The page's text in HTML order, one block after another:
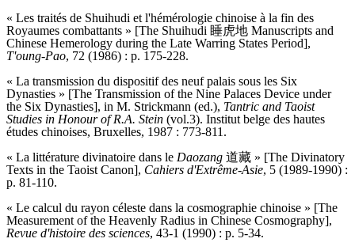
« Les traités de Shuihudi et l'hémérologie chinoise à la fin des
Royaumes combattants » [The Shuihudi 睡虎地 Manuscripts and
Chinese Hemerology during the Late Warring States Period],
T'oung-Pao, 72 (1986) : p. 175-228.
« La transmission du dispositif des neuf palais sous les Six
Dynasties » [The Transmission of the Nine Palaces Device under
the Six Dynasties], in M. Strickmann (ed.), Tantric and Taoist
Studies in Honour of R.A. Stein (vol.3). Institut belge des hautes
études chinoises, Bruxelles, 1987 : 773-811.
« La littérature divinatoire dans le Daozang 道藏 » [The Divinatory
Texts in the Taoist Canon], Cahiers d'Extrême-Asie, 5 (1989-1990) :
p. 81-110.
« Le calcul du rayon céleste dans la cosmographie chinoise » [The
Measurement of the Heavenly Radius in Chinese Cosmography],
Revue d'histoire des sciences, 43-1 (1990) : p. 5-34.